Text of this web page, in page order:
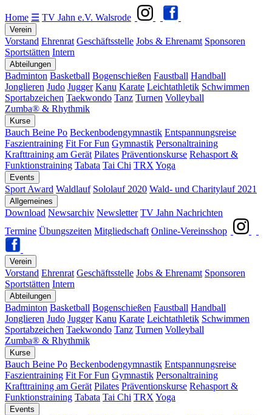
Home ☰ TV Jahn e.V. Walsrode
Verein
Vorstand Ehrenrat Geschäftsstelle Jobs & Ehrenamt Sponsoren
Sportstätten Intern
Abteilungen
Badminton Basketball Bogenschießen Faustball Handball
Jonglieren Judo Jugger Kanu Karate Leichtathletik Schwimmen
Sportabzeichen Taekwondo Tanz Turnen Volleyball
Zumba® & Rhythmik
Kurse
Bauch Beine Po Beckenbodengymnastik Entspannungsreise
Faszientraining Fit For Fun Gymnastik Personaltraining
Krafttraining am Gerät Pilates Präventionskurse Rehasport &
Funktionstraining Tabata Tai Chi TRX Yoga
Events
Sport Award Waldlauf Sololauf 2020 Wald- und Charitylauf 2021
Allgemeines
Download Newsarchiv Newsletter TV Jahn Nachrichten
Termine Übungszeiten Mitgliedschaft Online-Vereinsshop
Verein
Vorstand Ehrenrat Geschäftsstelle Jobs & Ehrenamt Sponsoren
Sportstätten Intern
Abteilungen
Badminton Basketball Bogenschießen Faustball Handball
Jonglieren Judo Jugger Kanu Karate Leichtathletik Schwimmen
Sportabzeichen Taekwondo Tanz Turnen Volleyball
Zumba® & Rhythmik
Kurse
Bauch Beine Po Beckenbodengymnastik Entspannungsreise
Faszientraining Fit For Fun Gymnastik Personaltraining
Krafttraining am Gerät Pilates Präventionskurse Rehasport &
Funktionstraining Tabata Tai Chi TRX Yoga
Events